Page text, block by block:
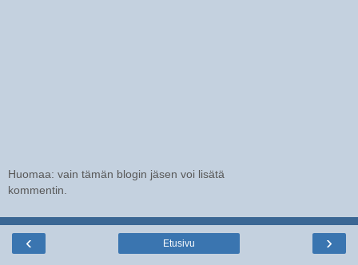
Huomaa: vain tämän blogin jäsen voi lisätä
kommentin.
‹ ›
Etusivu